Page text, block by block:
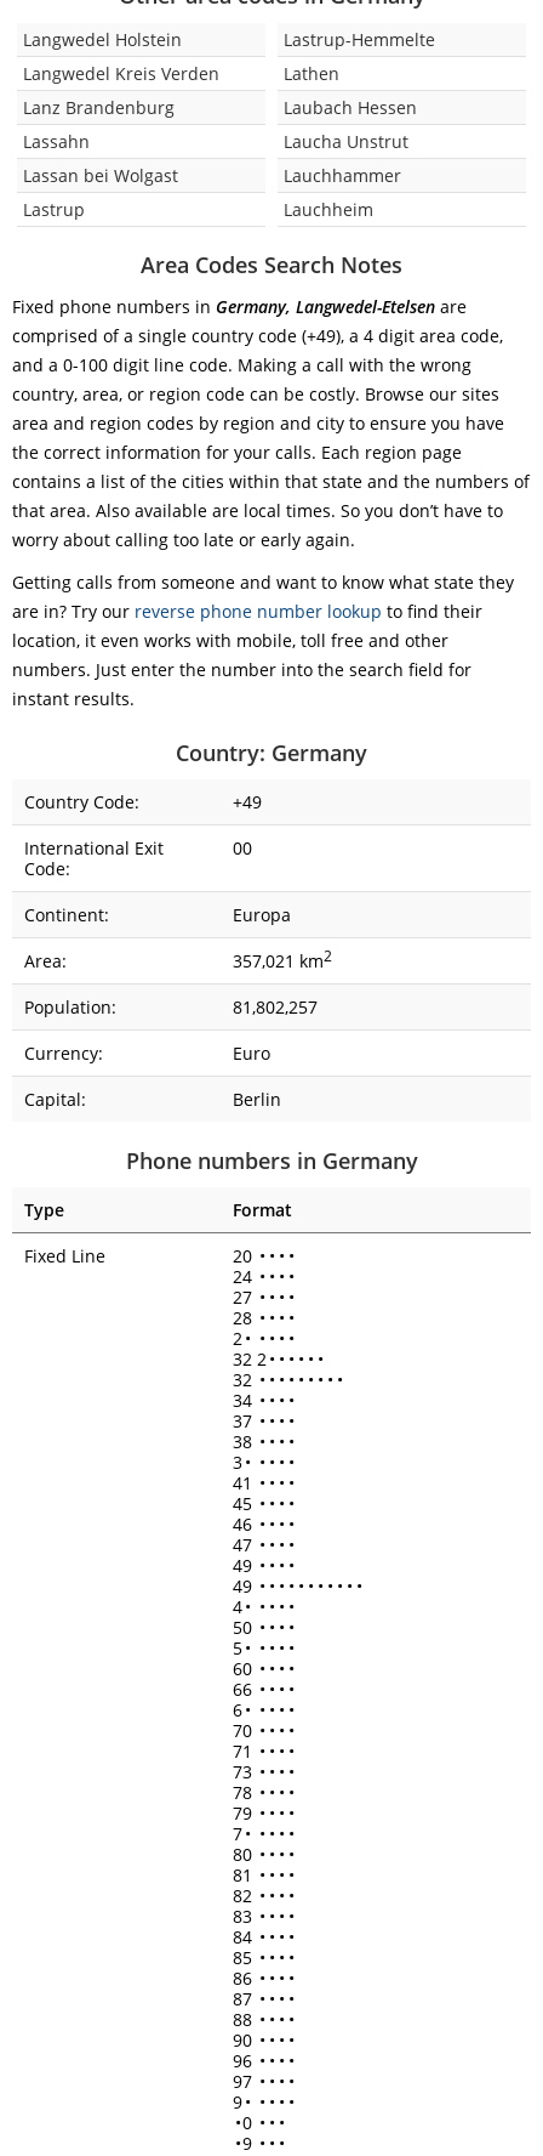
Langwedel Holstein
Langwedel Kreis Verden
Lanz Brandenburg
Lassahn
Lassan bei Wolgast
Lastrup
Lastrup-Hemmelte
Lathen
Laubach Hessen
Laucha Unstrut
Lauchhammer
Lauchheim
Area Codes Search Notes
Fixed phone numbers in Germany, Langwedel-Etelsen are
comprised of a single country code (+49), a 4 digit area code,
and a 0-100 digit line code. Making a call with the wrong
country, area, or region code can be costly. Browse our sites
area and region codes by region and city to ensure you have
the correct information for your calls. Each region page
contains a list of the cities within that state and the numbers of
that area. Also available are local times. So you don’t have to
worry about calling too late or early again.
Getting calls from someone and want to know what state they
are in? Try our reverse phone number lookup to find their
location, it even works with mobile, toll free and other
numbers. Just enter the number into the search field for
instant results.
Country: Germany
Country Code:
+49
International Exit
Code:
00
Continent:
Europa
Area:
357,021 km2
Population:
81,802,257
Currency:
Euro
Capital:
Berlin
Phone numbers in Germany
Type
Format
Fixed Line
20 • • • •
24 • • • •
27 • • • •
28 • • • •
2• • • • •
32 2• • • • • •
32 • • • • • • • • •
34 • • • •
37 • • • •
38 • • • •
3• • • • •
41 • • • •
45 • • • •
46 • • • •
47 • • • •
49 • • • •
49 • • • • • • • • • • •
4• • • • •
50 • • • •
5• • • • •
60 • • • •
66 • • • •
6• • • • •
70 • • • •
71 • • • •
73 • • • •
78 • • • •
79 • • • •
7• • • • •
80 • • • •
81 • • • •
82 • • • •
83 • • • •
84 • • • •
85 • • • •
86 • • • •
87 • • • •
88 • • • •
90 • • • •
96 • • • •
97 • • • •
9• • • • •
•0 • • •
•9 • • •